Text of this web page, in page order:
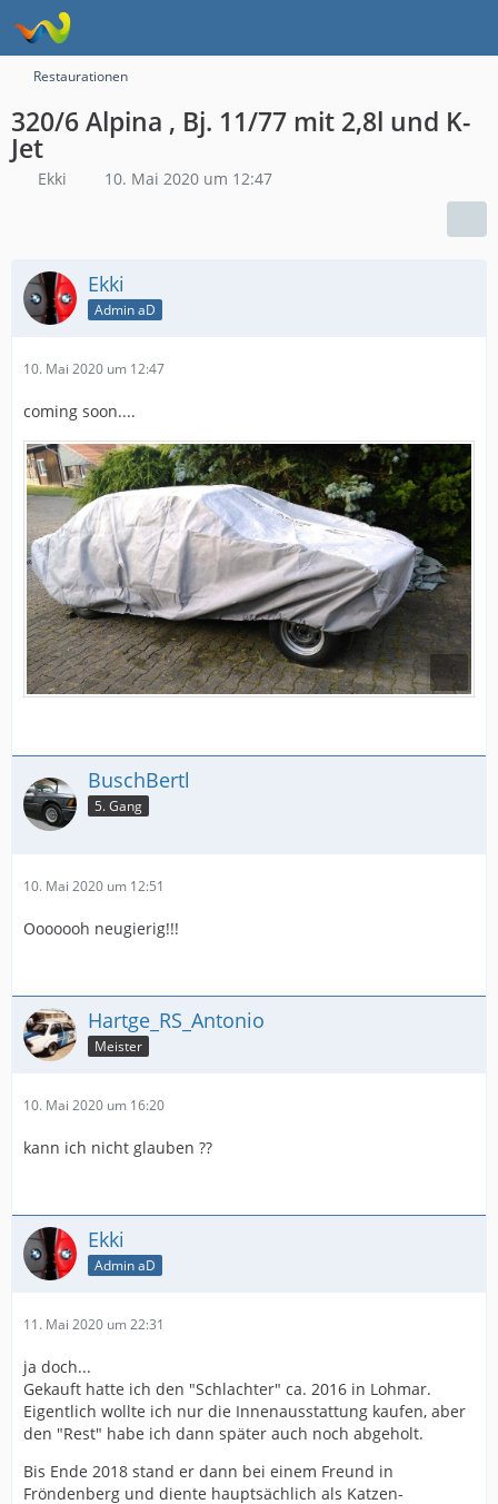
Restaurationen
320/6 Alpina , Bj. 11/77 mit 2,8l und K-
Jet
Ekki 10. Mai 2020 um 12:47
Ekki
Admin aD
10. Mai 2020 um 12:47
coming soon....
BuschBertl
5. Gang
10. Mai 2020 um 12:51
Ooooooh neugierig!!!
Hartge_RS_Antonio
Meister
10. Mai 2020 um 16:20
kann ich nicht glauben ??
Ekki
Admin aD
11. Mai 2020 um 22:31
ja doch...
Gekauft hatte ich den "Schlachter" ca. 2016 in Lohmar.
Eigentlich wollte ich nur die Innenausstattung kaufen, aber
den "Rest" habe ich dann später auch noch abgeholt.
Bis Ende 2018 stand er dann bei einem Freund in
Fröndenberg und diente hauptsächlich als Katzen-